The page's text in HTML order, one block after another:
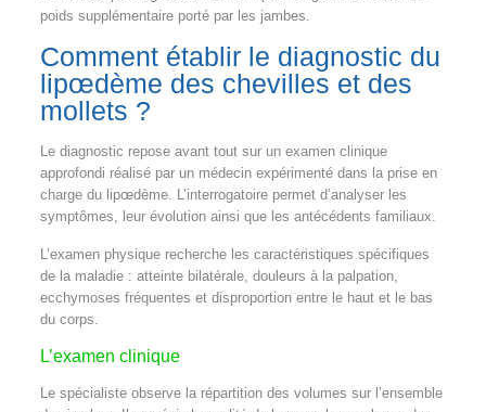
poids supplémentaire porté par les jambes.
Comment établir le diagnostic du
lipœdème des chevilles et des
mollets ?
Le diagnostic repose avant tout sur un examen clinique
approfondi réalisé par un médecin expérimenté dans la prise en
charge du lipœdème. L’interrogatoire permet d’analyser les
symptômes, leur évolution ainsi que les antécédents familiaux.
L’examen physique recherche les caractéristiques spécifiques
de la maladie : atteinte bilatérale, douleurs à la palpation,
ecchymoses fréquentes et disproportion entre le haut et le bas
du corps.
L’examen clinique
Le spécialiste observe la répartition des volumes sur l’ensemble